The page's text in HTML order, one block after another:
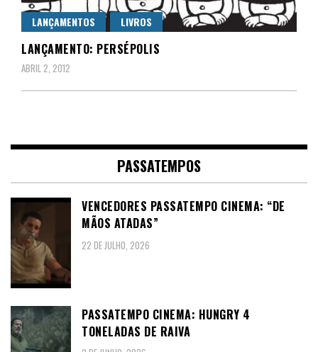
LANÇAMENTOS LIVROS
LANÇAMENTO: PERSÉPOLIS
ABRIL 2, 2012
PASSATEMPOS
VENCEDORES PASSATEMPO CINEMA: “DE
MÃOS ATADAS”
22 DE JULHO, 2026
PASSATEMPO CINEMA: HUNGRY 4
TONELADAS DE RAIVA